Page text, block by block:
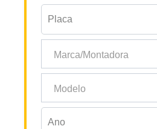
Marca/Montadora
Modelo